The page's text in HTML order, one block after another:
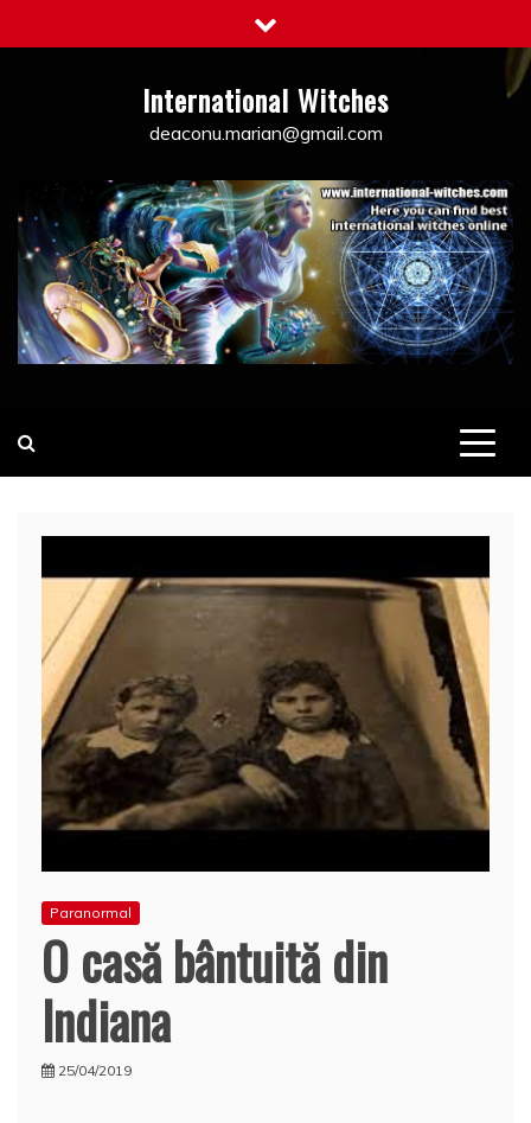
to
International Witches
deaconu.marian@gmail.com
Paranormal
O casă bântuită din
Indiana
25/04/2019